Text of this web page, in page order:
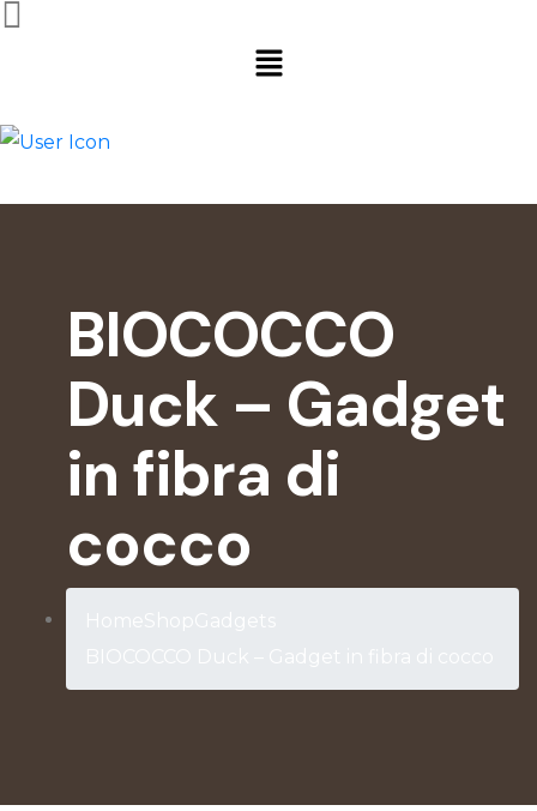
BIOCOCCO
Duck – Gadget
in fibra di
cocco